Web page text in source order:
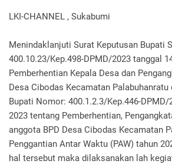
LKI-CHANNEL , Sukabumi
Menindaklanjuti Surat Keputusan Bupati
400.10.23/Kep.498-DPMD/2023 tanggal
Pemberhentian Kepala Desa dan
Desa Cibodas Kecamatan Palabuhanratu
Bupati Nomor: 400.1.2.3/Kep.446-
2023 tentang Pemberhentian,
anggota BPD Desa Cibodas Kecamatan
Penggantian Antar Waktu (PAW) tahun
hal tersebut maka dilaksanakan lah